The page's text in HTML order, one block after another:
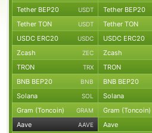
Tether BEP20 USDT Tether BEP20
Tether TON USDT Tether TON
USDC ERC20 USDC USDC ERC20
Zcash ZEC Zcash
TRON TRX TRON
BNB BEP20 BNB BNB BEP20
Solana SOL Solana
Gram (Toncoin) GRAM Gram (Toncoin)
Aave AAVE Aave